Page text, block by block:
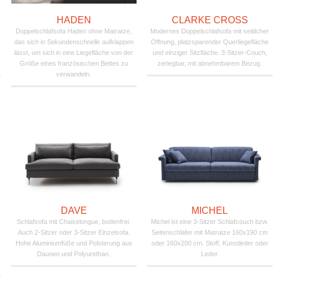
HADEN
Doppelschlafsofa Haden ohne Matratze,
das sich in Sekundenschnelle aufklappen
lässt, um sich in eine Liegefläche von der
Größe eines französischen Bettes zu
verwandeln.
CLARKE CROSS
Modernes Doppelschlafsofa mit seitlicher
Öffnung, platzsparender Querliegefläche
und einziger Sitzfläche. 3-Sitzer-Couch,
zerlegbar, mit abnehmbarem Bezug.
DAVE
Schlafsofa mit Chaiselongue, bodenfrei.
Auch 2-Sitzer oder 3-Sitzer Einzelsofa.
Hohe Aluminiumfüße und Polsterung aus
Daunen und Polyurethan.
MICHEL
Michel ist eine 3-Sitzer Schlafcouch bzw.
Seitenschläfer mit Matratze 160x190 cm
oder 160x200 cm. Stoff, Kunstleder oder
Leder.